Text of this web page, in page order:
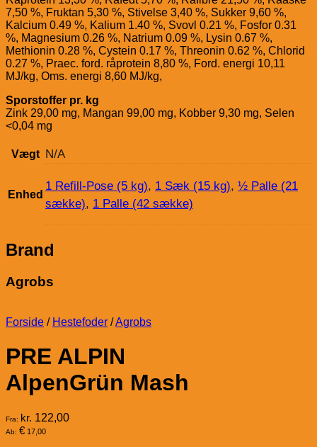
7,50 %, Fruktan 5,30 %, Stivelse 3,40 %, Sukker 9,60 %,
Kalcium 0.49 %, Kalium 1.40 %, Svovl 0.21 %, Fosfor 0.31
%, Magnesium 0.26 %, Natrium 0.09 %, Lysin 0.67 %,
Methionin 0.28 %, Cystein 0.17 %, Threonin 0.62 %, Chlorid
0.27 %, Praec. ford. råprotein 8,80 %, Ford. energi 10,11
MJ/kg, Oms. energi 8,60 MJ/kg,
Sporstoffer pr. kg
Zink 29,00 mg, Mangan 99,00 mg, Kobber 9,30 mg, Selen
<0,04 mg
Vægt N/A
Enhed
1 Refill-Pose (5 kg), 1 Sæk (15 kg), ½ Palle (21
sække), 1 Palle (42 sække)
Brand
Agrobs
Forside / Hestefoder /Agrobs
PRE ALPIN
AlpenGrün Mash
Fra: kr. 122,00
Ab: € 17,00